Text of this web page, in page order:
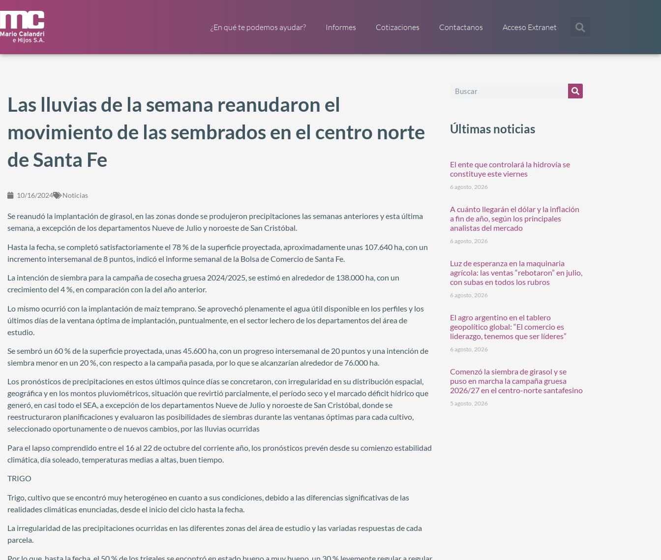
¿En qué te podemos ayudar? Informes Cotizaciones Contactanos Acceso Extranet
Las lluvias de la semana reanudaron el
movimiento de las sembrados en el centro norte
de Santa Fe
10/16/2024 Noticias
Se reanudó la implantación de girasol, en las zonas donde se produjeron precipitaciones las semanas anteriores y esta última
semana, a excepción de los departamentos Nueve de Julio y noroeste de San Cristóbal.
Hasta la fecha, se completó satisfactoriamente el 78 % de la superficie proyectada, aproximadamente unas 107.640 ha, con un
incremento intersemanal de 8 puntos, indicó el informe semanal de la Bolsa de Comercio de Santa Fe.
La intención de siembra para la campaña de cosecha gruesa 2024/2025, se estimó en alrededor de 138.000 ha, con un
crecimiento del 4 %, en comparación con la del año anterior.
Lo mismo ocurrió con la implantación de maíz temprano. Se aprovechó plenamente el agua útil disponible en los perfiles y los
últimos días de la ventana óptima de implantación, puntualmente, en el sector lechero de los departamentos del área de
estudio.
Se sembró un 60 % de la superficie proyectada, unas 45.600 ha, con un progreso intersemanal de 20 puntos y una intención de
siembra menor en un 20 %, con respecto a la campaña pasada, por lo que se alcanzarían alrededor de 76.000 ha.
Los pronósticos de precipitaciones en estos últimos quince días se concretaron, con irregularidad en su distribución espacial,
geográfica y en los montos pluviométricos, situación que revirtió parcialmente, el período seco y el marcado déficit hídrico que
generó, en casi todo el SEA, a excepción de los departamentos Nueve de Julio y noroeste de San Cristóbal, donde se
reestructuraron planificaciones y evaluaron las posibilidades de siembras durante las ventanas óptimas para cada cultivo,
seleccionado oportunamente o de nuevos cambios, por las lluvias ocurridas
Para el lapso comprendido entre el 16 al 22 de octubre del corriente año, los pronósticos prevén desde su comienzo estabilidad
climática, día soleado, temperaturas medias a altas, buen tiempo.
TRIGO
Trigo, cultivo que se encontró muy heterogéneo en cuanto a sus condiciones, debido a las diferencias significativas de las
realidades climáticas enunciadas, desde el inicio del ciclo hasta la fecha.
La irregularidad de las precipitaciones ocurridas en las diferentes zonas del área de estudio y las variadas respuestas de cada
parcela.
Últimas noticias
El ente que controlará la hidrovía se
constituye este viernes
6 agosto, 2026
A cuánto llegarán el dólar y la inflación
a fin de año, según los principales
analistas del mercado
6 agosto, 2026
Luz de esperanza en la maquinaria
agrícola: las ventas “rebotaron” en julio,
con subas en todos los rubros
6 agosto, 2026
El agro argentino en el tablero
geopolítico global: “El comercio es
liderazgo, tenemos que ser líderes”
6 agosto, 2026
Comenzó la siembra de girasol y se
puso en marcha la campaña gruesa
2026/27 en el centro-norte santafesino
5 agosto, 2026